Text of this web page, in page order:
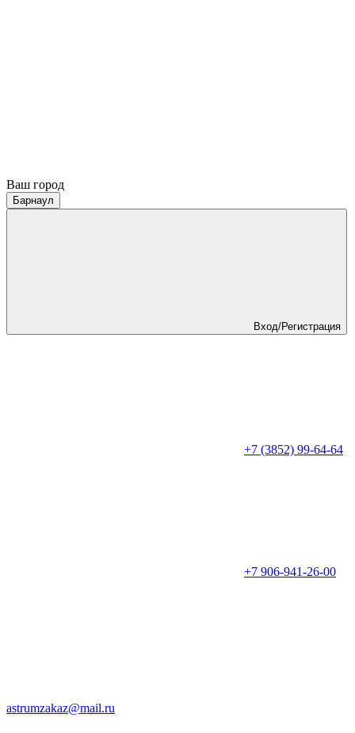
Ваш город
Барнаул
Вход/Регистрация
+7 (3852) 99-64-64
+7 906-941-26-00
astrumzakaz@mail.ru